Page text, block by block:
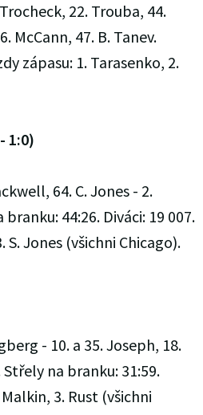
22. Trouba, 44.
McCann, 47. B. Tanev.
zápasu: 1. Tarasenko, 2.
1:0)
64. C. Jones - 2.
44:26. Diváci: 19 007.
S. Jones (všichni Chicago).
- 10. a 35. Joseph, 18.
na branku: 31:59.
3. Rust (všichni